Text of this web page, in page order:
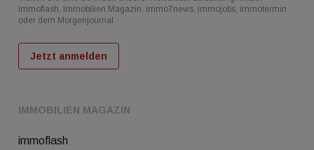
IMMOBILIEN MAGAZIN
immoflash
immoflash, Immobilien Magazin, immo7news, immojobs, immotermin
oder dem Morgenjournal
Jetzt anmelden